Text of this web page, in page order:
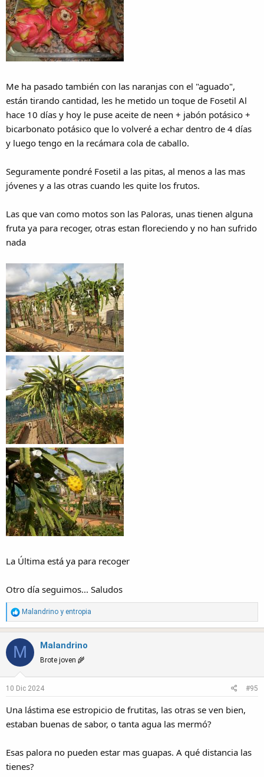
Me ha pasado también con las naranjas con el "aguado",
están tirando cantidad, les he metido un toque de Fosetil Al
hace 10 días y hoy le puse aceite de neen + jabón potásico +
bicarbonato potásico que lo volveré a echar dentro de 4 días
y luego tengo en la recámara cola de caballo.
Seguramente pondré Fosetil a las pitas, al menos a las mas
jóvenes y a las otras cuando les quite los frutos.
Las que van como motos son las Paloras, unas tienen alguna
fruta ya para recoger, otras estan floreciendo y no han sufrido
nada
La Última está ya para recoger
Otro día seguimos... Saludos
R
e
c
t
i
o
n
:
Malandrino y entropia
M Malandrino
Brote joven 🌾
10 Dic 2024 #95
Una lástima ese estropicio de frutitas, las otras se ven bien,
estaban buenas de sabor, o tanta agua las mermó?
Esas palora no pueden estar mas guapas. A qué distancia las
tienes?